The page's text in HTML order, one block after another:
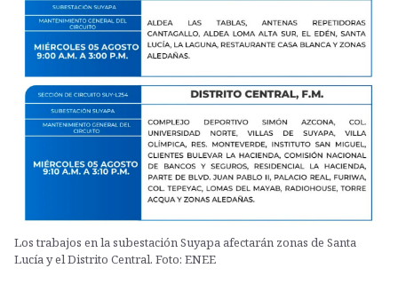
Los trabajos en la subestación Suyapa afectarán zonas de Santa
Lucía y el Distrito Central. Foto: ENEE